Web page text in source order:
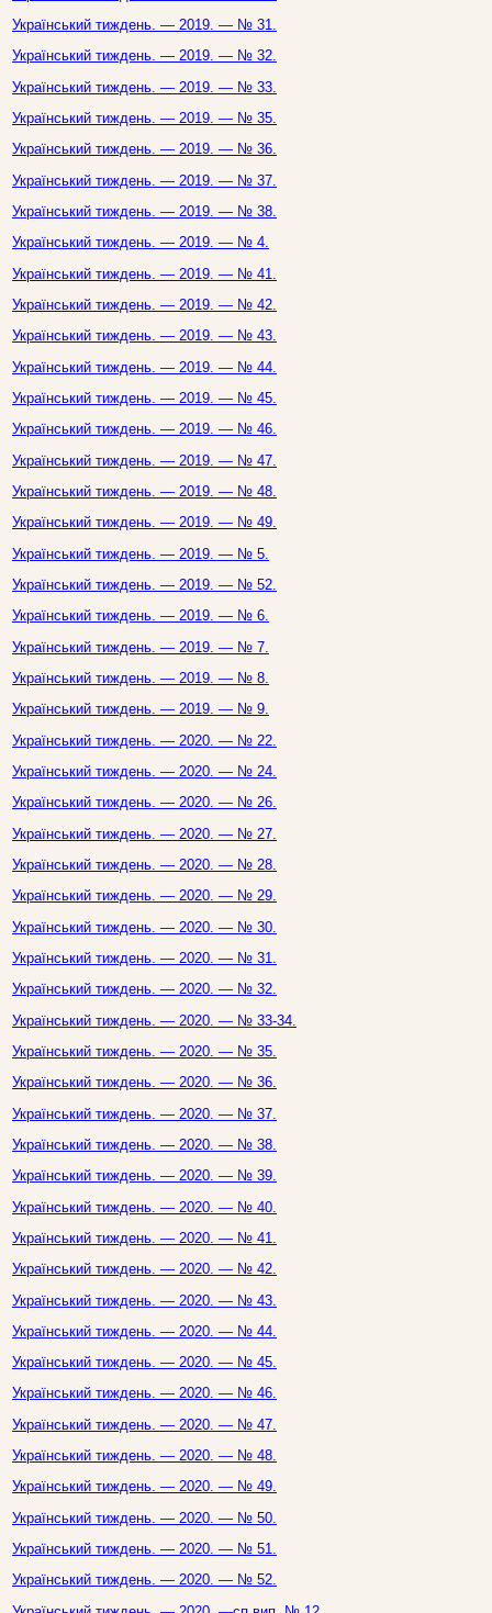
Український тиждень. — 2019. — № 31.
Український тиждень. — 2019. — № 32.
Український тиждень. — 2019. — № 33.
Український тиждень. — 2019. — № 35.
Український тиждень. — 2019. — № 36.
Український тиждень. — 2019. — № 37.
Український тиждень. — 2019. — № 38.
Український тиждень. — 2019. — № 4.
Український тиждень. — 2019. — № 41.
Український тиждень. — 2019. — № 42.
Український тиждень. — 2019. — № 43.
Український тиждень. — 2019. — № 44.
Український тиждень. — 2019. — № 45.
Український тиждень. — 2019. — № 46.
Український тиждень. — 2019. — № 47.
Український тиждень. — 2019. — № 48.
Український тиждень. — 2019. — № 49.
Український тиждень. — 2019. — № 5.
Український тиждень. — 2019. — № 52.
Український тиждень. — 2019. — № 6.
Український тиждень. — 2019. — № 7.
Український тиждень. — 2019. — № 8.
Український тиждень. — 2019. — № 9.
Український тиждень. — 2020. — № 22.
Український тиждень. — 2020. — № 24.
Український тиждень. — 2020. — № 26.
Український тиждень. — 2020. — № 27.
Український тиждень. — 2020. — № 28.
Український тиждень. — 2020. — № 29.
Український тиждень. — 2020. — № 30.
Український тиждень. — 2020. — № 31.
Український тиждень. — 2020. — № 32.
Український тиждень. — 2020. — № 33-34.
Український тиждень. — 2020. — № 35.
Український тиждень. — 2020. — № 36.
Український тиждень. — 2020. — № 37.
Український тиждень. — 2020. — № 38.
Український тиждень. — 2020. — № 39.
Український тиждень. — 2020. — № 40.
Український тиждень. — 2020. — № 41.
Український тиждень. — 2020. — № 42.
Український тиждень. — 2020. — № 43.
Український тиждень. — 2020. — № 44.
Український тиждень. — 2020. — № 45.
Український тиждень. — 2020. — № 46.
Український тиждень. — 2020. — № 47.
Український тиждень. — 2020. — № 48.
Український тиждень. — 2020. — № 49.
Український тиждень. — 2020. — № 50.
Український тиждень. — 2020. — № 51.
Український тиждень. — 2020. — № 52.